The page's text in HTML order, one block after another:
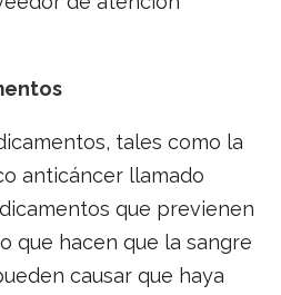
tales como la
anticáncer llamado
que previenen
que hacen que la sangre
causar que haya